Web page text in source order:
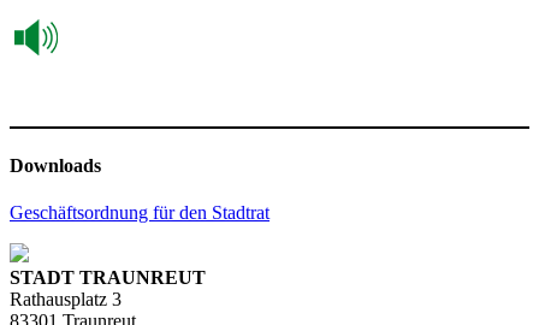
Downloads
Geschäftsordnung für den Stadtrat
STADT TRAUNREUT
Rathausplatz 3
83301 Traunreut